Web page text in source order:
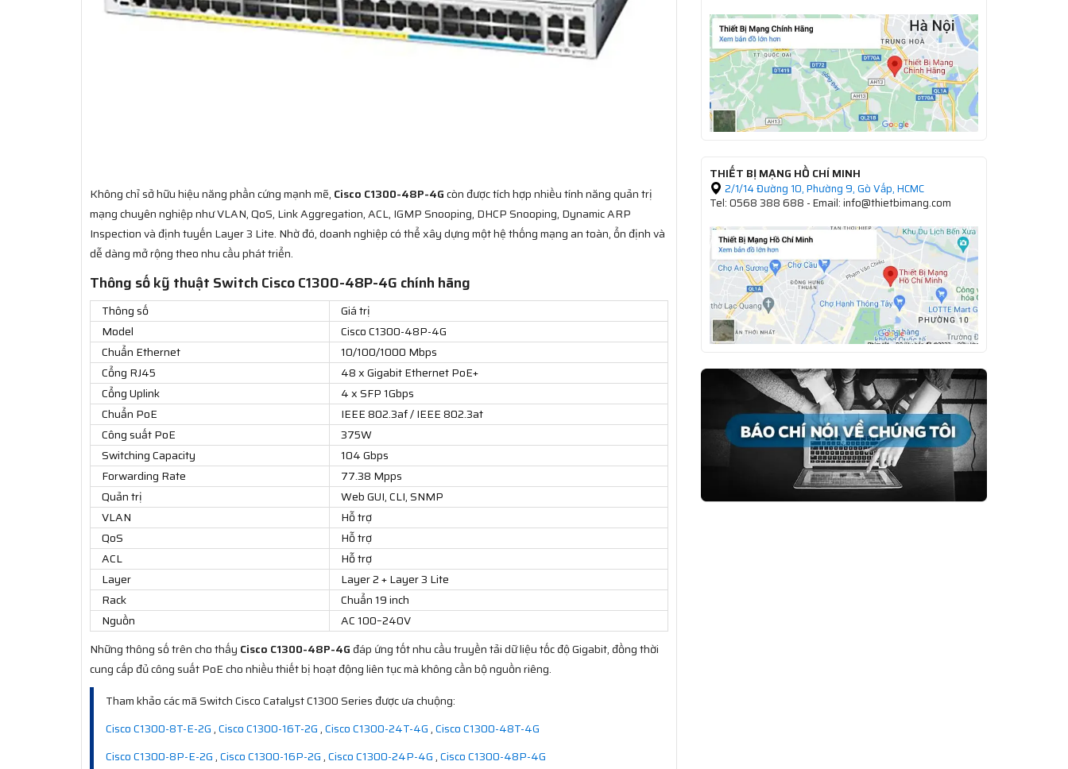
Không chỉ sở hữu hiệu năng phần cứng mạnh mẽ, Cisco C1300-48P-4Gcòn được tích hợp nhiều tính năng quản trị
mạng chuyên nghiệp như VLAN, QoS, Link Aggregation, ACL, IGMP Snooping, DHCP Snooping, Dynamic ARP
Inspection và định tuyến Layer 3 Lite. Nhờ đó, doanh nghiệp có thể xây dựng một hệ thống mạng an toàn, ổn định và
dễ dàng mở rộng theo nhu cầu phát triển.
Thông số kỹ thuật Switch Cisco C1300-48P-4G chính hãng
Thông số
Giá trị
Model
Cisco C1300-48P-4G
Chuẩn Ethernet
10/100/1000 Mbps
Cổng RJ45
48 x Gigabit Ethernet PoE+
Cổng Uplink
4 x SFP 1Gbps
Chuẩn PoE
IEEE 802.3af / IEEE 802.3at
Công suất PoE
375W
Switching Capacity
104 Gbps
Forwarding Rate
77.38 Mpps
Quản trị
Web GUI, CLI, SNMP
VLAN
Hỗ trợ
QoS
Hỗ trợ
ACL
Hỗ trợ
Layer
Layer 2 + Layer 3 Lite
Rack
Chuẩn 19 inch
Nguồn
AC 100–240V
Những thông số trên cho thấy Cisco C1300-48P-4G đáp ứng tốt nhu cầu truyền tải dữ liệu tốc độ Gigabit, đồng thời
cung cấp đủ công suất PoE cho nhiều thiết bị hoạt động liên tục mà không cần bộ nguồn riêng.
Tham khảo các mã Switch Cisco Catalyst C1300 Series được ưa chuộng:
Cisco C1300-8T-E-2G,Cisco C1300-16T-2G,Cisco C1300-24T-4G,Cisco C1300-48T-4G
Cisco C1300-8P-E-2G,Cisco C1300-16P-2G,Cisco C1300-24P-4G,Cisco C1300-48P-4G
THIẾT BỊ MẠNG HỒ CHÍ MINH
2/1/14 Đường 10, Phường 9, Gò Vấp, HCMC
Tel: 0568 388 688 - Email: info@thietbimang.com